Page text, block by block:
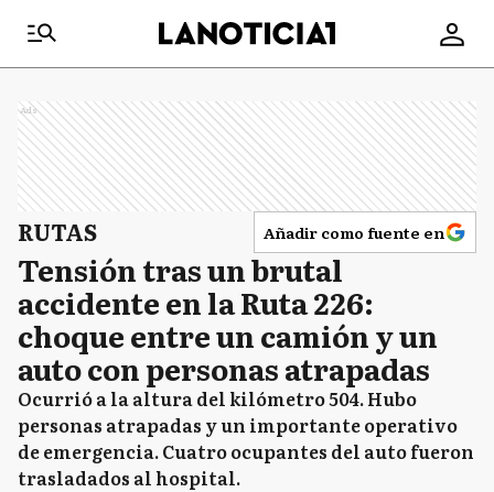
Ads
RUTAS Añadir como fuente en
Tensión tras un brutal
accidente en la Ruta 226:
choque entre un camión y un
auto con personas atrapadas
Ocurrió a la altura del kilómetro 504. Hubo
personas atrapadas y un importante operativo
de emergencia. Cuatro ocupantes del auto fueron
trasladados al hospital.